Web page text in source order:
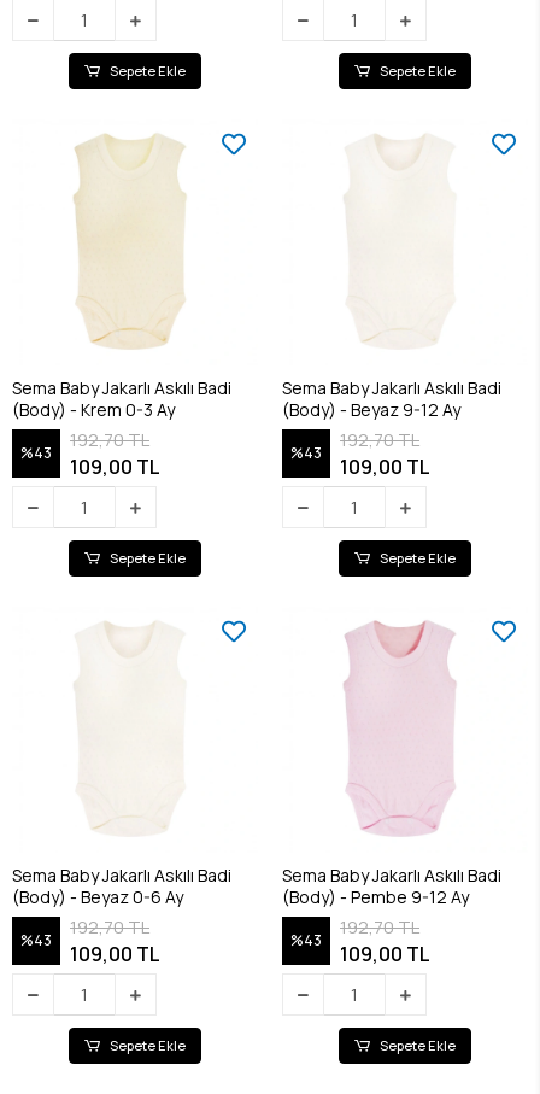
Sepete Ekle Sepete Ekle
Sema Baby Jakarlı Askılı Badi
(Body) - Krem 0-3 Ay
%43
192,70 TL
109,00 TL
Sepete Ekle
Sema Baby Jakarlı Askılı Badi
(Body) - Beyaz 9-12 Ay
%43
192,70 TL
109,00 TL
Sepete Ekle
Sema Baby Jakarlı Askılı Badi
(Body) - Beyaz 0-6 Ay
%43
192,70 TL
109,00 TL
Sepete Ekle
Sema Baby Jakarlı Askılı Badi
(Body) - Pembe 9-12 Ay
%43
192,70 TL
109,00 TL
Sepete Ekle